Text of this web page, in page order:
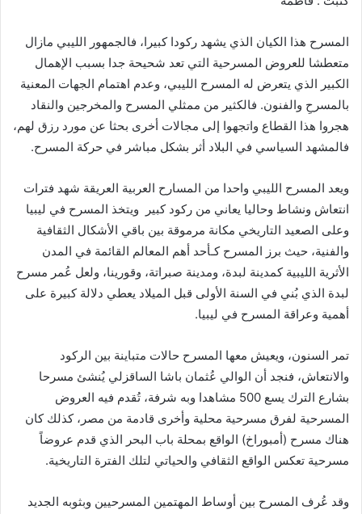
المسرح هذا الكيان الذي يشهد ركودا كبيرا، فالجمهور الليبي مازال
متعطشا للعروض المسرحية التي تعد شحيحة جدا بسبب الإهمال
الكبير الذي يتعرض له المسرح الليبي، وعدم اهتمام الجهات المعنية
بالمسرحِ والفنون. فالكثير من ممثلي المسرح والمخرجين والنقاد
هجروا هذا القطاع واتجهوا إلى مجالات أخرى بحثا عن مورد رزق لهم،
فالمشهد السياسي في البلاد أثر بشكل مباشر في حركة المسرح.
ويعد المسرح الليبي واحدا من المسارح العربية العريقة شهد فترات
انتعاش ونشاط وحاليا يعاني من ركود كبير ويتخذ المسرح في ليبيا
وعلى الصعيد التاريخي مكانة مرموقة بين باقي الأشكال الثقافية
والفنية، حيث برز المسرح كـأحد أهم المعالم القائمة في المدن
الأثرية الليبية كمدينة لبدة، ومدينة صبراتة، وقورينا، ولعل عُمر مسرح
لبدة الذي بُني في السنة الأولى قبل الميلاد يعطي دلالة كبيرة على
أهمية وعراقة المسرح في ليبيا.
تمر السنون، ويعيش معها المسرح حالات متباينة بين الركود
والانتعاش، فنجد أن الوالي عُثمان باشا الساقزلي يُنشئ مسرحا
بشارع الترك يسع 500 مشاهدا وبه شرفة، تُقدم فيه العروض
المسرحية لفرق مسرحية محلية وأخرى قادمة من مصر، كذلك كان
هناك مسرح (أمبوراخ) الواقع بمحلة باب البحر الذي قدم عروضاً
مسرحية تعكس الواقع الثقافي والحياتي لتلك الفترة التاريخية.
وقد عُرف المسرح بين أوساط المهتمين المسرحيين وبثوبه الجديد